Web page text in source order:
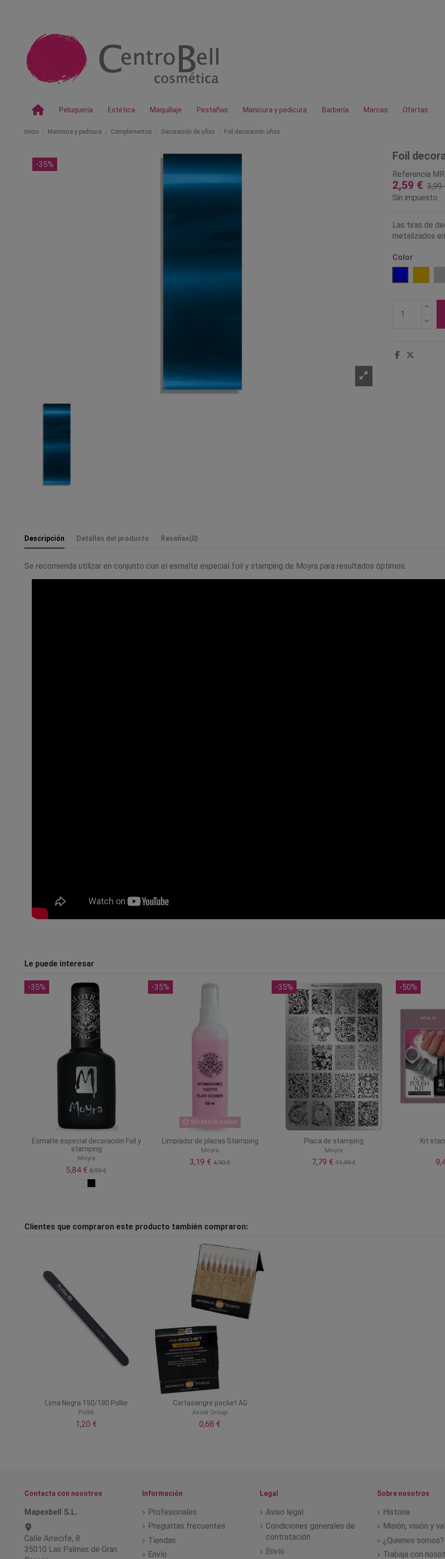
Peluquería Estética Maquillaje Pestañas Manicura y pedicura Barbería Marcas Ofertas
Inicio Manicura y pedicura Complementos Decoración de uñas Foil decoración uñas
-35%
Foil
Referencia
2,59 € 3,99
Sin impuesto
Las tiras de
metalizados
Color
Descripción Detalles del producto Reseñas(0)
Se recomienda utilizar en conjunto con el esmalte especial foil y stamping de Moyra para resultados óptimos.
Le puede interesar
-35%
Esmalte especial decoración Foil y
stamping
Moyra
5,84 €8,99 €
-35%
Sin stock online
Limpiador de placas Stamping
Moyra
3,19 €4,90 €
-35%
Placa de stamping
Moyra
7,79 € 11,99 €
-50%
Kit
Clientes que compraron este producto también compraron:
Lima Negra 150/180 Pollie
Pollié
1,20 €
Cortasangre pocket AG
Asuer Group
0,68 €
Contacta con nosotros
Mapexbell S.L.
Calle Arrecife, 8
35010 Las Palmas de Gran
Información
Profesionales
Preguntas frecuentes
Tiendas
Envío
Legal
Aviso legal
Condiciones generales de
contratación
Envío
Sobre nosotros
Historia
Misión, visión y
¿Quienes somos?
Trabaja con